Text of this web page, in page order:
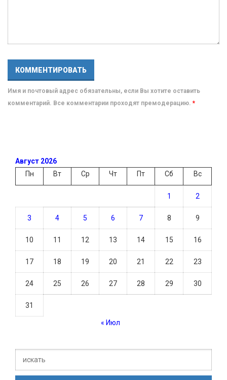
Имя и почтовый адрес обязательны, если Вы хотите оставить
комментарий. Все комментарии проходят премодерацию. *
Август 2026
Пн
Вт Ср Чт Пт Сб Вс
1 2
3 4 5 6 7 8 9
10 11 12 13 14 15 16
17 18 19 20 21 22 23
24 25 26 27 28 29 30
31
« Июл